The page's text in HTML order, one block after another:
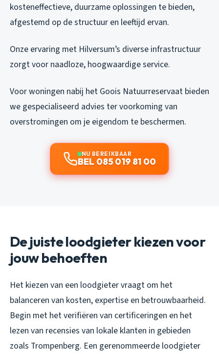
kosteneffectieve, duurzame oplossingen te bieden,
afgestemd op de structuur en leeftijd ervan.
Onze ervaring met Hilversum’s diverse infrastructuur
zorgt voor naadloze, hoogwaardige service.
Voor woningen nabij het Goois Natuurreservaat bieden
we gespecialiseerd advies ter voorkoming van
overstromingen om je eigendom te beschermen.
NU BEREIKBAAR
BEL 085 019 81 00
De juiste loodgieter kiezen voor
jouw behoeften
Het kiezen van een loodgieter vraagt om het
balanceren van kosten, expertise en betrouwbaarheid.
Begin met het verifiëren van certificeringen en het
lezen van recensies van lokale klanten in gebieden
zoals Trompenberg. Een gerenommeerde loodgieter